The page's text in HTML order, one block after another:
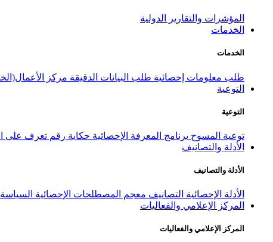
المؤشرات والتقارير الدولية
الخدمات
الخدمات
طلب معلومات إحصائية طلب البيانات الدقيقة مركز
التوعية
التوعية
توعية المسوح برنامج المعرفة الإحصائية حكاية رقم تعرف على
الأدلة والتصانيف
الأدلة والتصانيف
الأدلة الإحصائية التصانيف معجم المصطلحات الإحصائية
المركز الإعلامي والفعاليات
المركز الإعلامي والفعاليات